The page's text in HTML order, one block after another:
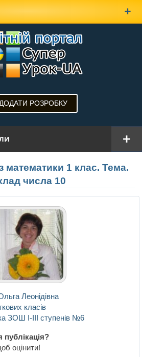
РОЗРОБКУ
математики 1 клас. Тема.
числа 10
Леонідівна
класів
ЗОШ І-ІІІ ступенів №6
публікація?
оцінити!